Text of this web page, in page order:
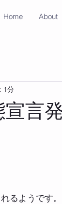
Home About
言
1分
るようです。